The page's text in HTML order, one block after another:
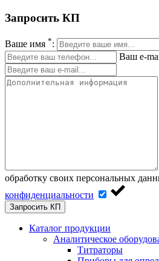
Запросить КП
Ваше имя *:
Ваш e-
обработку своих персональных
конфиденциальности
Запросить КП
Каталог продукции
Аналитическое
Титраторы